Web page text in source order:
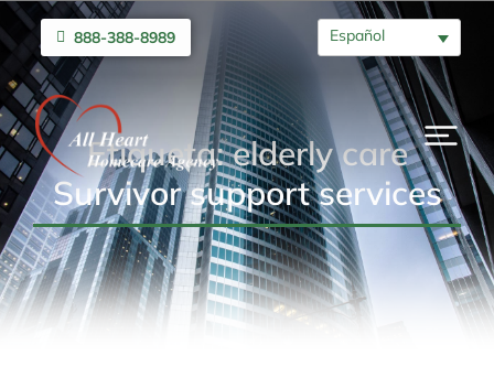
888-388-8989 Español
Etiqueta: elderly care
Survivor support services